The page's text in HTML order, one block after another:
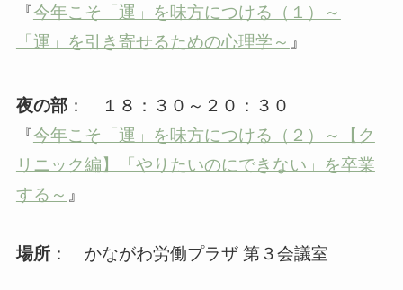
『今年こそ「運」を味方につける（１）～
「運」を引き寄せるための心理学～ 』
夜の部： １８：３０～２０：３０
『今年こそ「運」を味方につける（２）～【ク
リニック編】「やりたいのにできない」を卒業
する～ 』
場所： かながわ労働プラザ 第３会議室